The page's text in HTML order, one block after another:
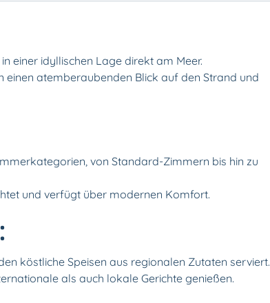
einer idyllischen Lage direkt am Meer.
einen atemberaubenden Blick auf den Strand und
von Standard-Zimmern bis hin zu
und verfügt über modernen Komfort.
köstliche Speisen aus regionalen Zutaten serviert.
als auch lokale Gerichte genießen.